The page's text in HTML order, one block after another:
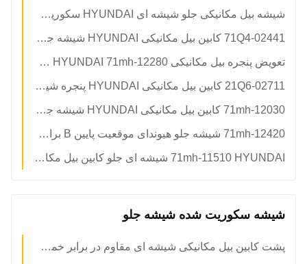
شیشه بیل مکانیکی جلو شیشه ای HYUNDAI سکوریت شده
71Q4-02441 کابین بیل مکانیکی HYUNDAI شیشه جلو شیشه ای بالا موقعیت A شیشه جلو
تعویض پنجره بیل مکانیکی HYUNDAI 71mh-12280 سمت راست NO.7 شیشه سکوریت
21Q6-02711 کابین بیل مکانیکی HYUNDAI پنجره شیشه ای سکوریت شده جلو، موقعیت B
71mh-12030 کابین بیل مکانیکی HYUNDAI شیشه جلو شیشه جلویی شیشه جلویی با ضخامت 5 میلی متر
71mh-12420 شیشه جلو هیوندای موقعیت پایین B برای cx26c
71mh-11510 HYUNDAI شیشه ای جلو کابین بیل مکانیکی پنجره سمت چپ سمت بالا موقعیت NO.1 دم کرده
شیشه سکوریت شده شیشه جلو
پشت کابین بیل مکانیکی شیشه ای مقاوم در برابر خمش NO.5